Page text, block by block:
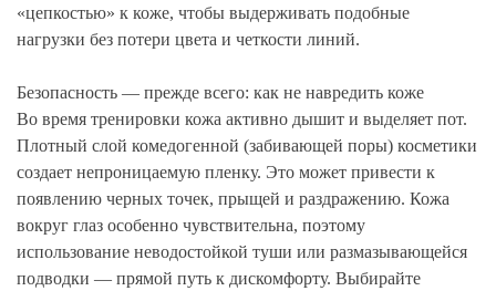
«цепкостью» к коже, чтобы выдерживать подобные
нагрузки без потери цвета и четкости линий.
Безопасность — прежде всего: как не навредить коже
Во время тренировки кожа активно дышит и выделяет пот.
Плотный слой комедогенной (забивающей поры) косметики
создает непроницаемую пленку. Это может привести к
появлению черных точек, прыщей и раздражению. Кожа
вокруг глаз особенно чувствительна, поэтому
использование неводостойкой туши или размазывающейся
подводки — прямой путь к дискомфорту. Выбирайте